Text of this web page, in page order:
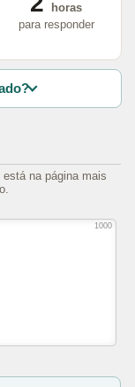
horas
para responder
na página mais
1000